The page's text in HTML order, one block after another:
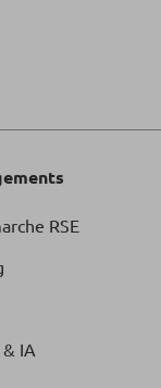
RSE
IA